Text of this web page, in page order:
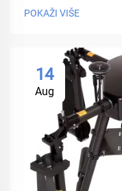
POKAŽI VIŠE
14
Aug